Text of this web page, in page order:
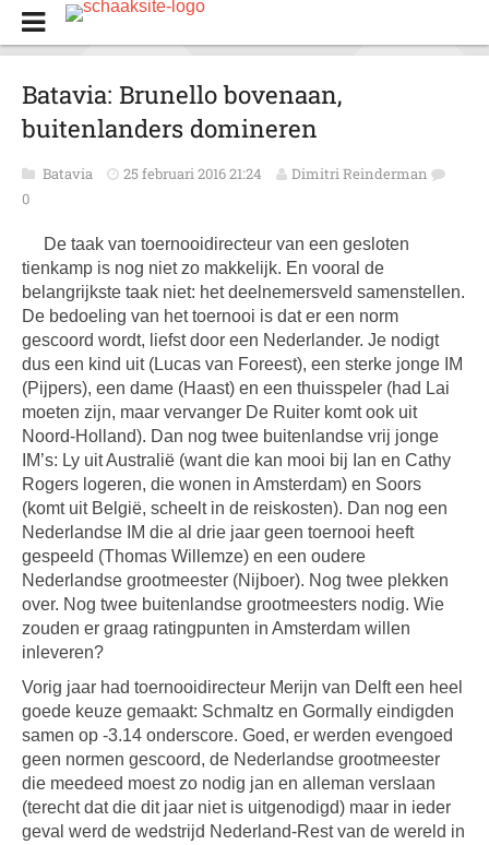
Batavia: Brunello bovenaan,
buitenlanders domineren
Batavia 25 februari 2016 21:24
Dimitri Reinderman
0
De taak van toernooidirecteur van een gesloten
tienkamp is nog niet zo makkelijk. En vooral de
belangrijkste taak niet: het deelnemersveld samenstellen.
De bedoeling van het toernooi is dat er een norm
gescoord wordt, liefst door een Nederlander. Je nodigt
dus een kind uit (Lucas van Foreest), een sterke jonge IM
(Pijpers), een dame (Haast) en een thuisspeler (had Lai
moeten zijn, maar vervanger De Ruiter komt ook uit
Noord-Holland). Dan nog twee buitenlandse vrij jonge
IM’s: Ly uit Australië (want die kan mooi bij Ian en Cathy
Rogers logeren, die wonen in Amsterdam) en Soors
(komt uit België, scheelt in de reiskosten). Dan nog een
Nederlandse IM die al drie jaar geen toernooi heeft
gespeeld (Thomas Willemze) en een oudere
Nederlandse grootmeester (Nijboer). Nog twee plekken
over. Nog twee buitenlandse grootmeesters nodig. Wie
zouden er graag ratingpunten in Amsterdam willen
inleveren?
Vorig jaar had toernooidirecteur Merijn van Delft een heel
goede keuze gemaakt: Schmaltz en Gormally eindigden
samen op -3.14 onderscore. Goed, er werden evengoed
geen normen gescoord, de Nederlandse grootmeester
die meedeed moest zo nodig jan en alleman verslaan
(terecht dat die dit jaar niet is uitgenodigd) maar in ieder
geval werd de wedstrijd Nederland-Rest van de wereld in